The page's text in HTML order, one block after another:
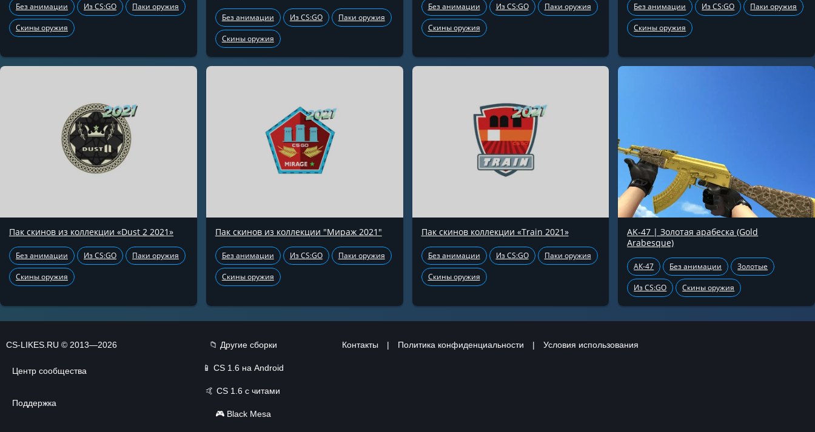
Без анимации Из CS:GO Паки оружия
Скины оружия
Без анимации Из CS:GO Паки оружия
Скины оружия
Без анимации Из CS:GO Паки оружия
Скины оружия
Без анимации Из CS:GO Паки оружия
Скины оружия
Пак скинов из коллекции «Dust 2 2021»
Без анимации Из CS:GO Паки оружия
Скины оружия
Пак скинов из коллекции "Мираж 2021"
Без анимации Из CS:GO Паки оружия
Скины оружия
Пак скинов коллекции «Train 2021»
Без анимации Из CS:GO Паки оружия
Скины оружия
AK-47 | Золотая арабеска (Gold
Arabesque)
АК-47 Без анимации Золотые
Из CS:GO Скины оружия
CS-LIKES.RU © 2013—2026
Центр сообщества
Поддержка
📁 Другие сборки
📱 CS 1.6 на Android
🤙CS 1.6 с читами
🎮 Black Mesa
Контакты | Политика конфиденциальности | Условия использования